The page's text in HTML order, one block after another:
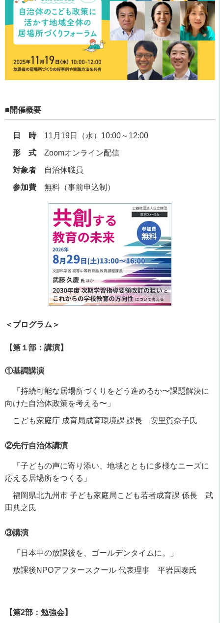
■開催概要
日 時11月19日（水）10:00～12:00
形 式 Zoomオンライン配信
対象者 自治体職員
参加費 無料（事前申込制）
＜プログラム＞
【第１部：講演】
①基調講演
「持続可能な居場所づくりをどう進めるか〜課題解決に
向けた自治体政策を考える〜」
こども家庭庁 成育局成育環境課 課長 安里賀奈子氏
②先行自治体講演
「子どもの声に寄り添い、地域とともに多様なニーズに
応える居場所をつくる」
福岡県北九州市 子ども家庭局こども若者成育課 係長 武
田典之氏
③講演
「日本中の放課後を、ゴールデンタイムに。」
放課後NPOアフタースクール 代表理事 平岩国泰氏
【第2部：勉強会】